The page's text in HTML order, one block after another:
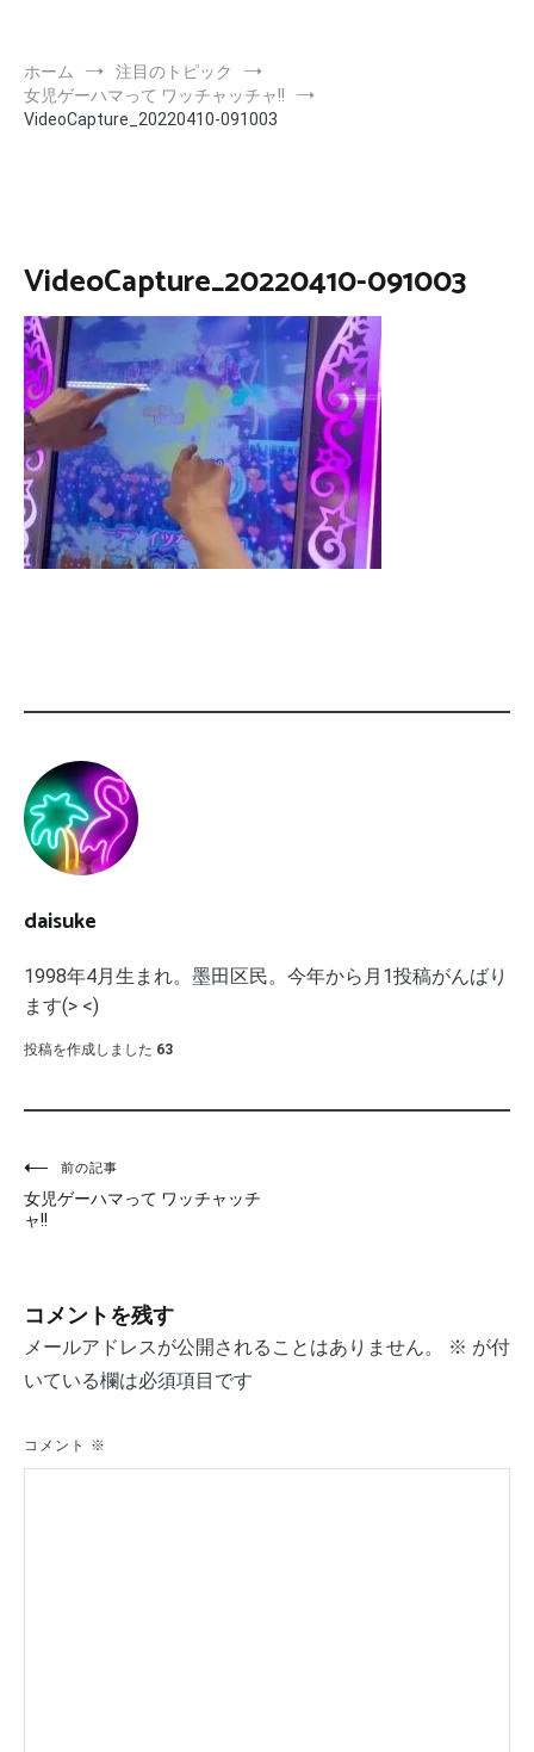
ホーム
注目のトピック
女児ゲーハマって ワッチャッチャ!!
VideoCapture_20220410-091003
VideoCapture_20220410-091003
daisuke
1998年4月生まれ。墨田区民。今年から月1投稿がんばり
ます(> <)
投稿を作成しました 63
投
稿
ビ
ゲ
ー
シ
ョ
前の記事
女児ゲーハマって ワッチャッチ
ャ!!
コメントを残す
メールアドレスが公開されることはありません。 ※ が付
いている欄は必須項目です
コメント ※